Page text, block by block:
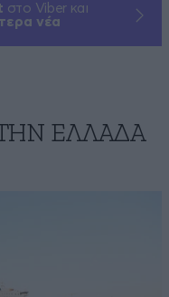
στο Viber και
νέα
ΕΛΛΑΔΑ